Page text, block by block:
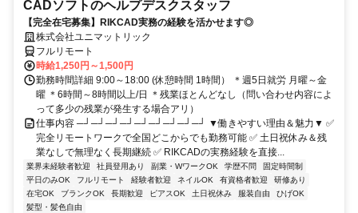
CADソフトのヘルプデスクスタッフ
【完全在宅募集】RIKCAD実務の経験を活かせます◎
株式会社ユニマットリック
フルリモート
時給1,250円～1,500円
勤務時間詳細 9:00～18:00 (休憩時間 1時間） ＊週5日就労 月曜～金
曜 ＊6時間～8時間以上/日 ＊残業ほとんどなし（問い合わせ内容によ
って多少の残業が発生する場合アリ）
仕事内容 ─┘─┘─┘─┘─┘─┘─┘─┘─┘ ▼働きやすい理由＆魅力▼ ✅
完全リモートワークで全国どこからでも勤務可能 ✅ 土日祝休み＆残
業なしで無理なく長期継続 ✅ RIKCADの実務経験を直接...
業界未経験者歓迎 社員登用あり 副業・WワークOK 学歴不問
固定時間制
平日のみOK
フルリモート 経験者歓迎 ネイルOK 有資格者歓迎
研修あり
在宅OK
ブランクOK 長期歓迎 ピアスOK 土日祝休み 服装自由
ひげOK
髪型・髪色自由